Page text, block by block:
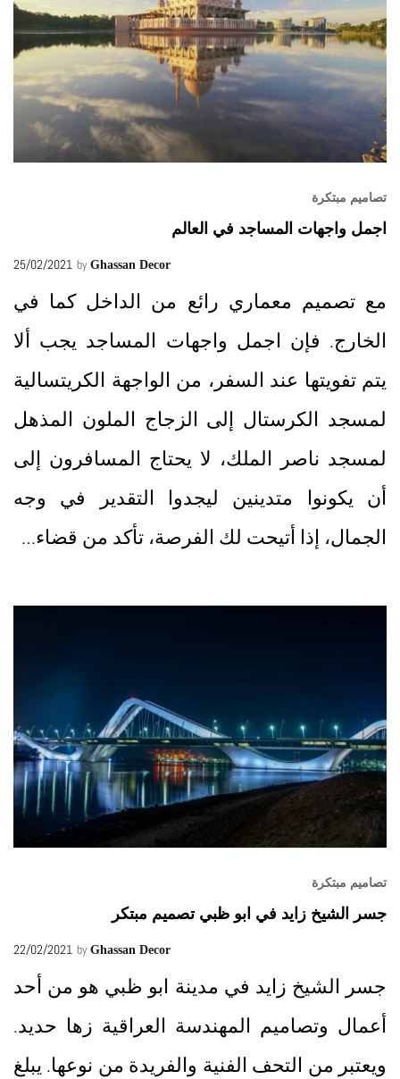
تصاميم مبتكرة
اجمل واجهات المساجد في العالم
25/02/2021 by Ghassan Decor
مع تصميم معماري رائع من الداخل كما في
الخارج. فإن اجمل واجهات المساجد يجب ألا
يتم تفويتها عند السفر، من الواجهة الكريتسالية
لمسجد الكرستال إلى الزجاج الملون المذهل
لمسجد ناصر الملك، لا يحتاج المسافرون إلى
أن يكونوا متدينين ليجدوا التقدير في وجه
الجمال، إذا أتيحت لك الفرصة، تأكد من قضاء…
تصاميم مبتكرة
جسر الشيخ زايد في ابو ظبي تصميم مبتكر
22/02/2021 by Ghassan Decor
جسر الشيخ زايد في مدينة ابو ظبي هو من أحد
أعمال وتصاميم المهندسة العراقية زها حديد.
ويعتبر من التحف الفنية والفريدة من نوعها. يبلغ